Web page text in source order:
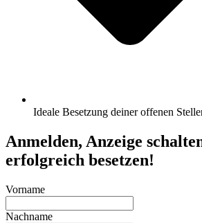
Ideale Besetzung deiner offenen
Anmelden, Anzeige
erfolgreich besetzen!
Vorname
Nachname